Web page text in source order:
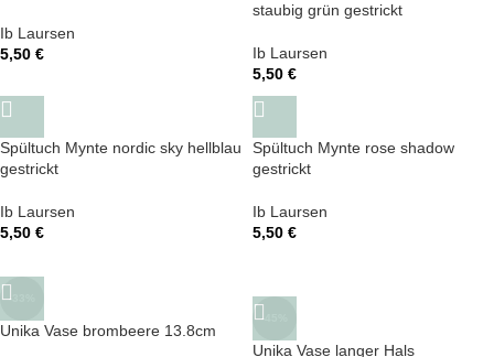
Ib Laursen
5,50 €
staubig grün gestrickt
Ib Laursen
5,50 €
Spültuch Mynte nordic sky hellblau
gestrickt
Ib Laursen
5,50 €
Spültuch Mynte rose shadow
gestrickt
Ib Laursen
5,50 €
-33%
Unika Vase brombeere 13.8cm
-45%
Unika Vase langer Hals